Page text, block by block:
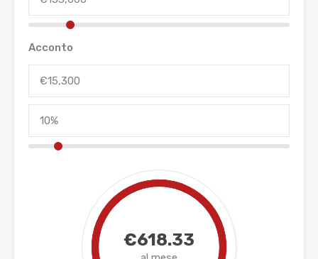
Acconto
€618.33